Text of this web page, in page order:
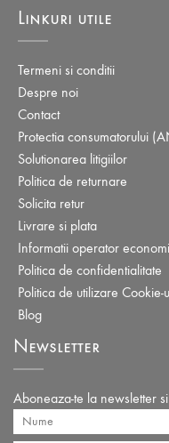
Linkuri utile
Termeni si conditii
Despre noi
Contact
Protectia consumatorului
Solutionarea litigiilor
Politica de returnare
Solicita retur
Livrare si plata
Informatii operator
Politica de confidentialitate
Politica de utilizare Cookie-
Blog
Newsletter
Aboneaza-te la newsletter